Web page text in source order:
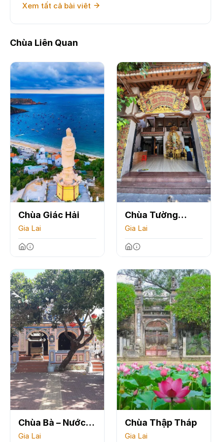
Xem tất cả bài viêt
Chùa Liên Quan
Chùa Giác Hải
Gia Lai
Chùa Tường
Quang
Gia Lai
Chùa Bà – Nước
Mặn
Gia Lai
Chùa Thập Tháp
Gia Lai